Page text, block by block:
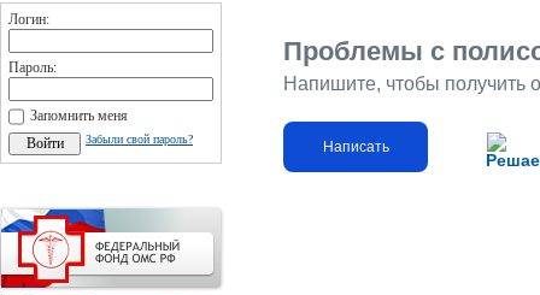
Логин:
Пароль:
Запомнить меня
Забыли свой пароль?
Проблемы с
Напишите, чтобы получить
Написать